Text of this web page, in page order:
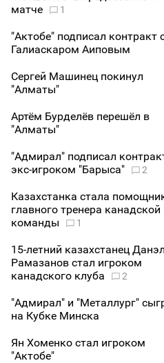
матче
1
"Актобе" подписал контракт
Галиаскаром Аиповым
Сергей Машинец покинул
"Алматы"
Артём Бурделёв перешёл в
"Алматы"
"Адмирал" подписал
экс-игроком "Барыса"
2
Казахстанка стала
главного тренера канадской
команды
1
15-летний казахстанец
Рамазанов стал игроком
канадского клуба
2
"Адмирал" и "Металлург"
на Кубке Минска
Ян Хоменко стал игроком
"Актобе"